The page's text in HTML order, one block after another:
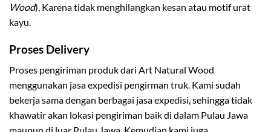
Wood), Karena tidak menghilangkan kesan atau motif urat
kayu.
Proses Delivery
Proses pengiriman produk dari Art Natural Wood
menggunakan jasa expedisi pengirman truk. Kami sudah
bekerja sama dengan berbagai jasa expedisi, sehingga tidak
khawatir akan lokasi pengiriman baik di dalam Pulau Jawa